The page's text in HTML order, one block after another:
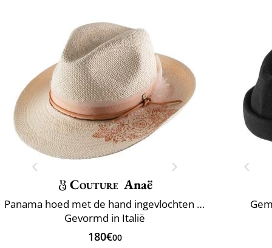
Couture Anaë
Panama hoed met de hand ingevlochten Ecuador
Gevormd in Italië
180€00